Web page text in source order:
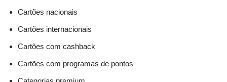
Cartões nacionais
Cartões internacionais
Cartões com cashback
Cartões com programas de pontos